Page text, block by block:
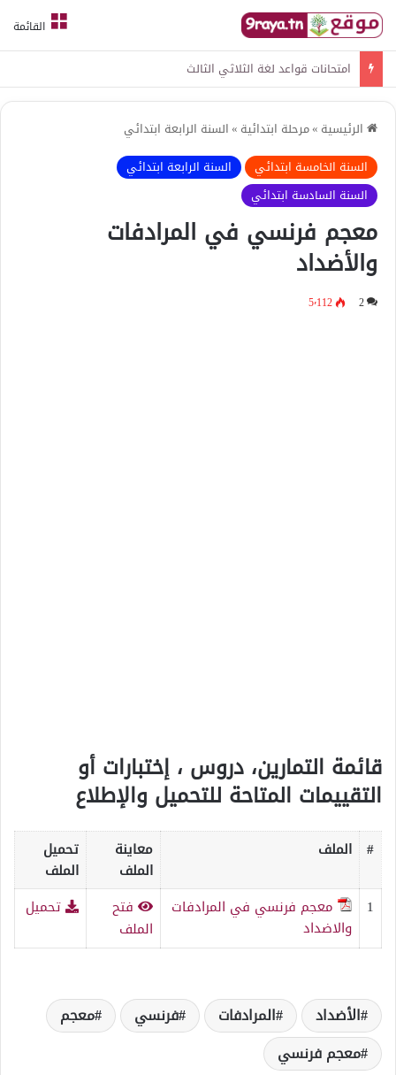
القائمة
امتحانات قواعد لغة الثلاثي الثالث
الرئيسية »مرحلة ابتدائية »السنة الرابعة ابتدائي
السنة الخامسة ابتدائي
السنة الرابعة ابتدائي
السنة السادسة ابتدائي
معجم فرنسي في المرادفات
والأضداد
2 5٬112
قائمة التمارين، دروس ، إختبارات أو
التقييمات المتاحة للتحميل والإطلاع
# الملف
معاينة
الملف
تحميل
الملف
1
معجم فرنسي في المرادفات
والاضداد
فتح
الملف
تحميل
الأضداد المرادفات فرنسي
معجم
معجم فرنسي